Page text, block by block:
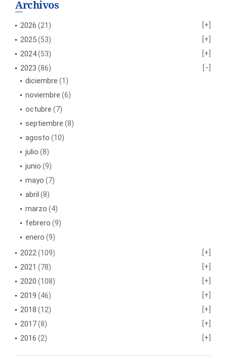
Archivos
2026 (21)
2025(53)
2024(53)
2023 (86)
diciembre (1)
noviembre (6)
octubre (7)
septiembre (8)
agosto (10)
julio (8)
junio (9)
mayo (7)
abril (8)
marzo (4)
febrero (9)
enero (9)
2022(109)
2021 (78)
2020 (108)
2019 (46)
2018 (12)
2017(8)
2016 (2)